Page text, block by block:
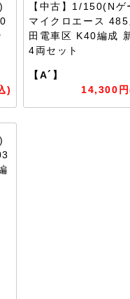
)
【中古】1/150(Nゲ
マイクロエース
田電車区 K40編成
4両セット
【A´】
14,300